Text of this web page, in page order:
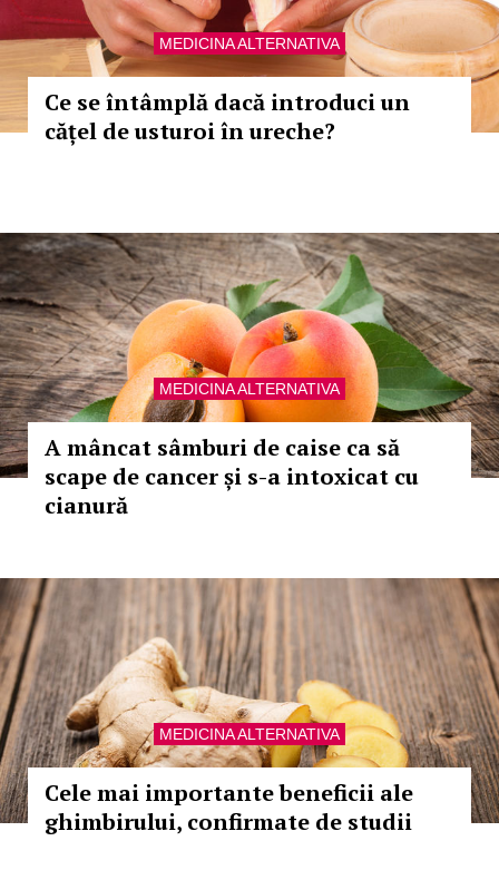
MEDICINA ALTERNATIVA
Ce se întâmplă dacă introduci un
cățel de usturoi în ureche?
MEDICINA ALTERNATIVA
A mâncat sâmburi de caise ca să
scape de cancer și s-a intoxicat cu
cianură
MEDICINA ALTERNATIVA
Cele mai importante beneficii ale
ghimbirului, confirmate de studii